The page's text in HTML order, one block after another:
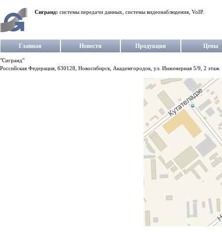
Сигранд: системы передачи данных, системы видеонаблюдения, VoIP.
Главная Новости Продукция Цены
"Сигранд"
Российская Федерация, 630128, Новосибирск, Академгородок, ул. Инженерная 5/9, 2 этаж